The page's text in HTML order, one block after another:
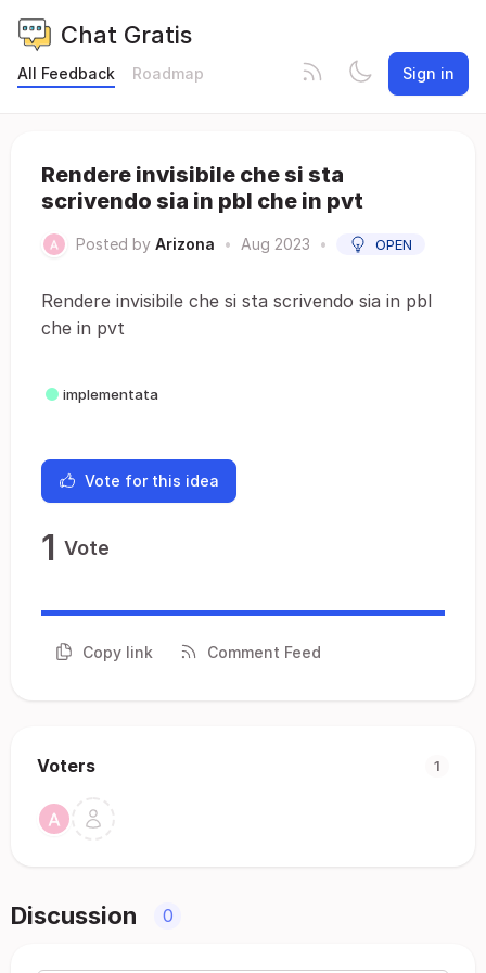
Chat Gratis
All Feedback Roadmap Sign in
Rendere invisibile che si sta
scrivendo sia in pbl che in pvt
Posted by Arizona • Aug 2023 • OPEN
Rendere invisibile che si sta scrivendo sia in pbl
che in pvt
implementata
Vote for this idea
1 Vote
Copy link Comment Feed
Voters 1
Discussion 0